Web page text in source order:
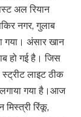
अल रियान
नगर, गुलाब
गया। अंसार खान
हो गई है। जिस
स्ट्रीट लाइट ठीक
लगाया गया है।आज
रिंकू,